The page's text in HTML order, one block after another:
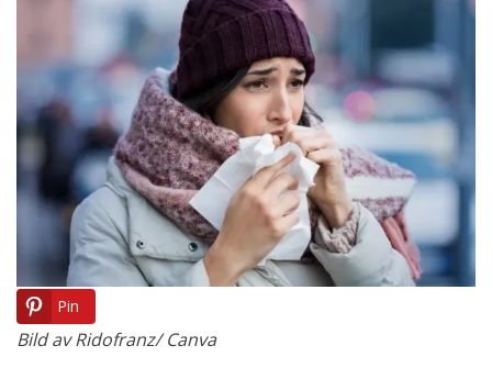
Pin
Bild av Ridofranz/ Canva